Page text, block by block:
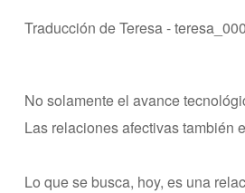
Traducción de Teresa -
No solamente el avance
Las relaciones afectivas también
Lo que se busca, hoy, es una